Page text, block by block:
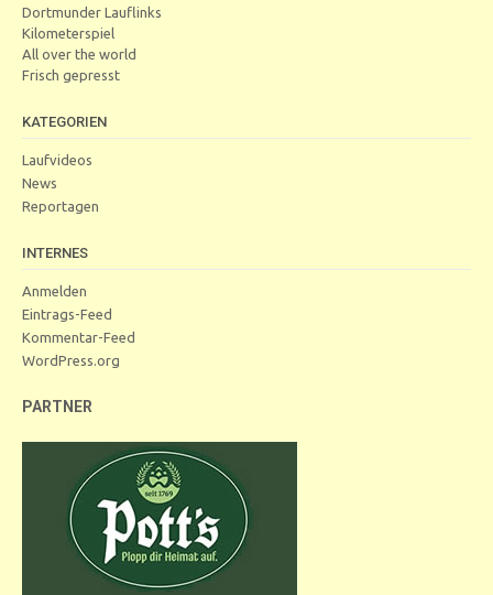
Dortmunder Lauflinks
Kilometerspiel
All over the world
Frisch gepresst
KATEGORIEN
Laufvideos
News
Reportagen
INTERNES
Anmelden
Eintrags-Feed
Kommentar-Feed
WordPress.org
PARTNER